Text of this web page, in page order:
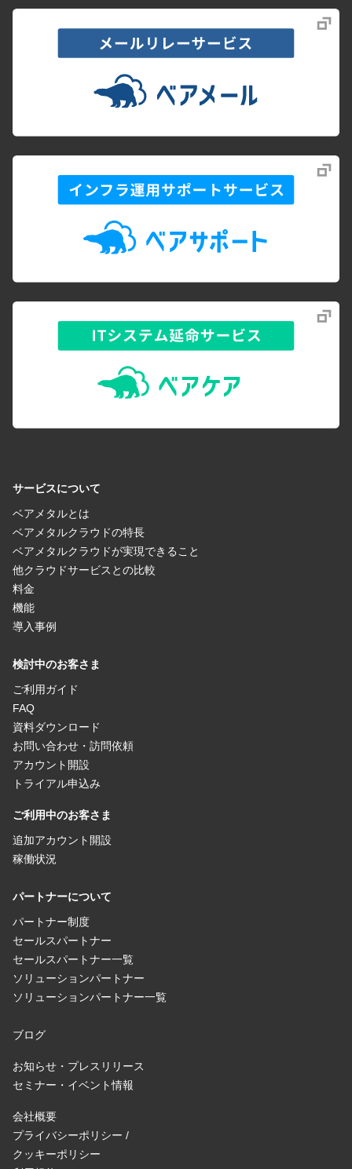
サービスについて
ベアメタルとは
ベアメタルクラウドの特長
ベアメタルクラウドが実現できること
他クラウドサービスとの比較
料金
機能
導入事例
検討中のお客さま
ご利用ガイド
FAQ
資料ダウンロード
お問い合わせ・訪問依頼
アカウント開設
トライアル申込み
ご利用中のお客さま
追加アカウント開設
稼働状況
パートナーについて
パートナー制度
セールスパートナー
セールスパートナー一覧
ソリューションパートナー
ソリューションパートナー一覧
ブログ
お知らせ・プレスリリース
セミナー・イベント情報
会社概要
プライバシーポリシー /
クッキーポリシー